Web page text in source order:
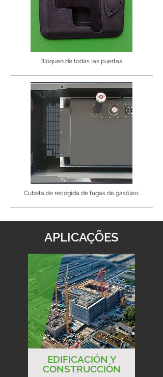
Bloqueo de todas las puertas.
Cubeta de recogida de fugas de gasóleo.
APLICAÇÕES
EDIFICACIÓN Y
CONSTRUCCIÓN